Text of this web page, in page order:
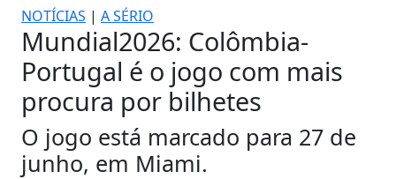
NOTÍCIAS | A SÉRIO
Mundial2026: Colômbia-
Portugal é o jogo com mais
procura por bilhetes
O jogo está marcado para 27 de
junho, em Miami.